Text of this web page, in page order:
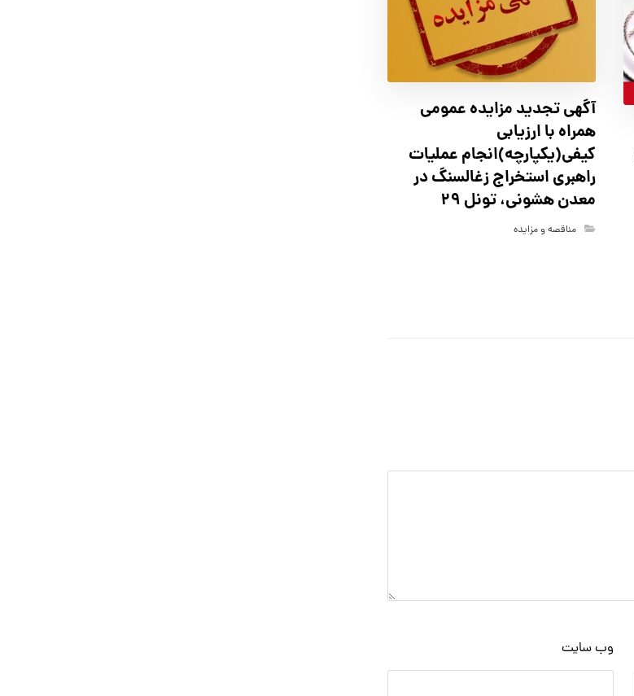
آگهي تجدید مزايده عمومی
همراه با ارزیابی
کیفی(یکپارچه)انجام عملیات
راهبری استخراج زغالسنگ در
معدن هشونی، تونل ۲۹
مناقصه و مزایده
وب‌ سایت